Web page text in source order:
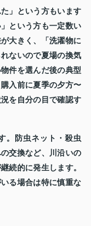
」という方もいます
という方も一定数い
大きく、「洗濯物に
ないので夏場の換気
件を選んだ後の典型
入前に夏季の夕方〜
を自分の目で確認す
。防虫ネット・殺虫
交換など、川沿いの
続的に発生します。
る場合は特に慎重な